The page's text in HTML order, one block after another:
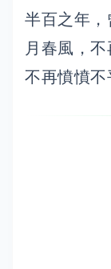
半百之年，
月春風，
不再憤憤不